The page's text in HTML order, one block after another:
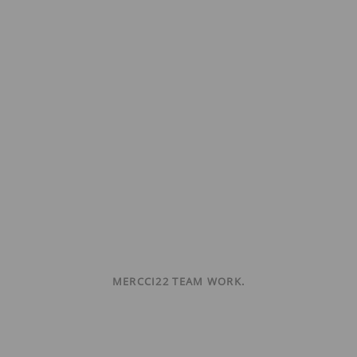
MERCCI22 TEAM WORK.